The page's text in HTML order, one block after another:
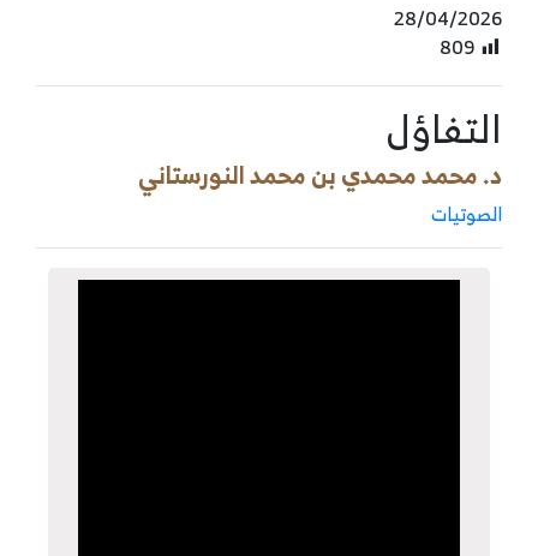
28/04/2026
809
التفاؤل
د. محمد محمدي بن محمد النورستاني
الصوتيات